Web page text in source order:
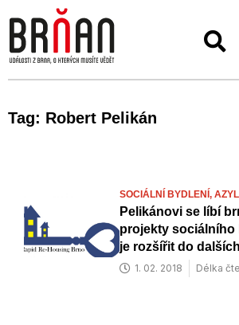
Tag: Robert Pelikán
SOCIÁLNÍ BYDLENÍ,
Pelikánovi se líbí
projekty sociálního
je rozšířit do
1. 02. 2018 Délka